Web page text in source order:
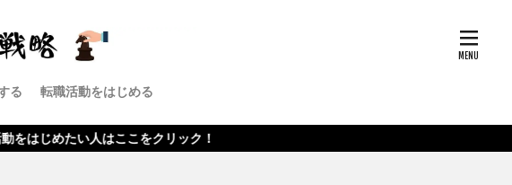
る 転職活動をはじめる
人はここをクリック！
残業 就職